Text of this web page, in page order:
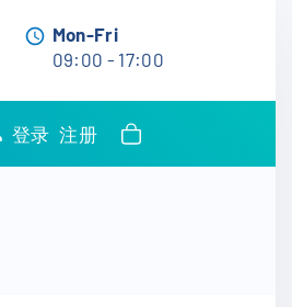
Mon-Fri
09:00 - 17:00
登录 注册